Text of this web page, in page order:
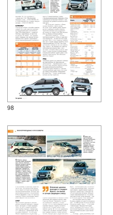
98